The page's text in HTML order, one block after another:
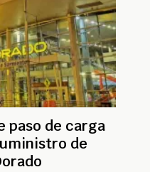
paso de carga
de